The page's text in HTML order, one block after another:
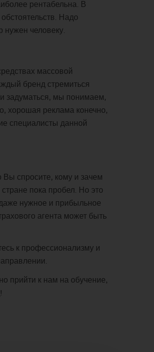
рентабельна. В
Надо
человеку.
массовой
бренд стремиться
задуматься, мы понимаем,
хорошая реклама конечно,
специалисты данной
Вы спросите, кому и зачем
пока пробел. Но это
даже нужное и прибыльное
агента может быть
к профессионализму и
прийти к нам на обучение,